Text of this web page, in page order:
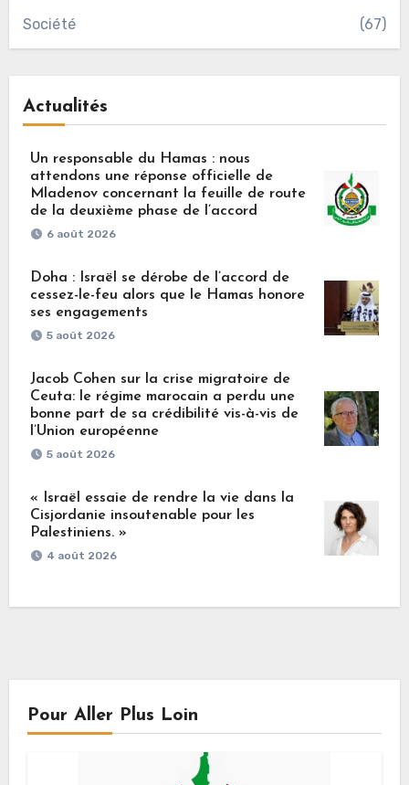
Société (67)
Actualités
Un responsable du Hamas : nous
attendons une réponse officielle de
Mladenov concernant la feuille de route
de la deuxième phase de l’accord
6 août 2026
Doha : Israël se dérobe de l’accord de
cessez-le-feu alors que le Hamas honore
ses engagements
5 août 2026
Jacob Cohen sur la crise migratoire de
Ceuta: le régime marocain a perdu une
bonne part de sa crédibilité vis-à-vis de
l’Union européenne
5 août 2026
« Israël essaie de rendre la vie dans la
Cisjordanie insoutenable pour les
Palestiniens. »
4 août 2026
Pour Aller Plus Loin